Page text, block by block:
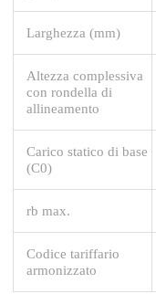
Larghezza (mm)
Altezza complessiva
con rondella di
allineamento
Carico statico di base
(C0)
rb max.
Codice tariffario
armonizzato